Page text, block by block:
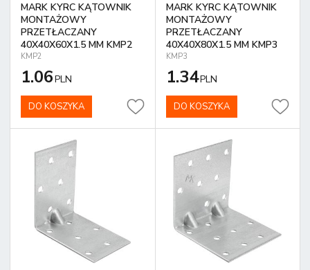
MARK KYRC KĄTOWNIK
MONTAŻOWY
PRZETŁACZANY
40X40X60X1.5 MM KMP2
KMP2
1.06PLN
DO KOSZYKA
MARK KYRC KĄTOWNIK
MONTAŻOWY
PRZETŁACZANY
40X40X80X1.5 MM KMP3
KMP3
1.34PLN
DO KOSZYKA